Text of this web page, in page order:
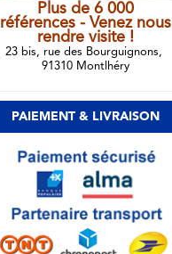
Plus de 6 000
références - Venez nous
rendre visite !
23 bis, rue des Bourguignons,
91310 Montlhéry
PAIEMENT & LIVRAISON